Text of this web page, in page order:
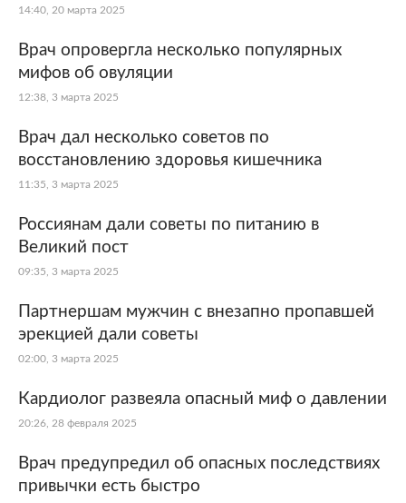
14:40, 20 марта 2025
Врач опровергла несколько популярных
мифов об овуляции
12:38, 3 марта 2025
Врач дал несколько советов по
восстановлению здоровья кишечника
11:35, 3 марта 2025
Россиянам дали советы по питанию в
Великий пост
09:35, 3 марта 2025
Партнершам мужчин с внезапно пропавшей
эрекцией дали советы
02:00, 3 марта 2025
Кардиолог развеяла опасный миф о давлении
20:26, 28 февраля 2025
Врач предупредил об опасных последствиях
привычки есть быстро